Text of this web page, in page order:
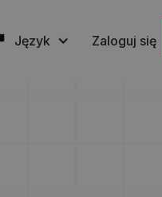
Język Zaloguj się